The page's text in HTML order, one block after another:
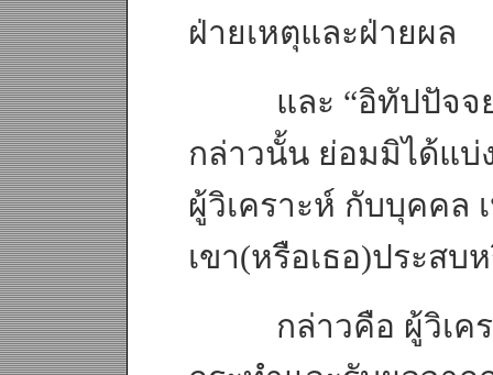
ฝ่ายเหตุและฝ่ายผล
และ “อิทัปปัจจยต
กล่าวนั้น ย่อมมิได้แบ่
ผู้วิเคราะห์ กับบุคคล
เขา(หรือเธอ)ประสบ
กล่าวคือ ผู้วิเครา